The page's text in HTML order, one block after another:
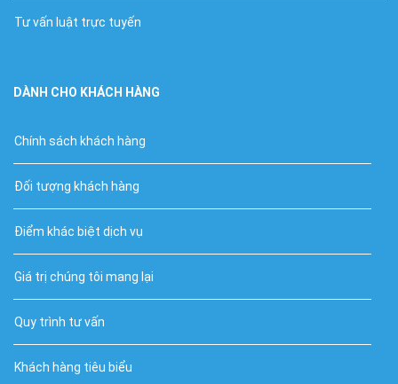
Tư vấn luật trực tuyến
DÀNH CHO KHÁCH HÀNG
Chính sách khách hàng
Đối tượng khách hàng
Điểm khác biệt dịch vụ
Giá trị chúng tôi mang lại
Quy trình tư vấn
Khách hàng tiêu biểu